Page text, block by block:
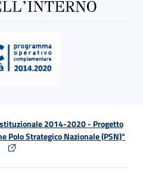
2014-2020 - Progetto
Polo Strategico Nazionale (PSN)"